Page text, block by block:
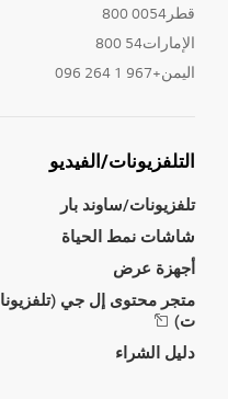
قطر0054 800
الإمارات54 800
اليمن+967 1 264 096
التلفزيونات/الفيديو
تلفزيونات/ساوند بار
شاشات نمط الحياة
أجهزة عرض
متجر محتوى إل جي (تلفزيونا
ت)
دليل الشراء